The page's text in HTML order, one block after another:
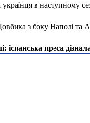
в наступному
з боку Наполі та
іспанська преса